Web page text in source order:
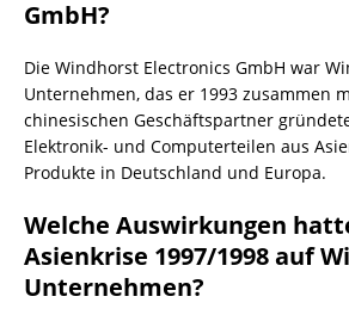
GmbH?
Die Windhorst Electronics GmbH war
Unternehmen, das er 1993 zusammen
chinesischen Geschäftspartner
Elektronik- und Computerteilen aus
Produkte in Deutschland und Europa.
Welche Auswirkungen
Asienkrise 1997/1998 auf
Unternehmen?